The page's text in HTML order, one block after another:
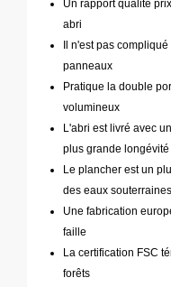
Un rapport qualité
abri
Il n'est pas
panneaux
Pratique la double
volumineux
L'abri est livré avec
plus grande longévité
Le plancher est un
des eaux souterraines
Une fabrication
faille
La certification FSC
forêts